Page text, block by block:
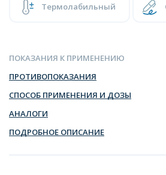
Термолабильный
ПОКАЗАНИЯ К ПРИМЕНЕНИЮ
ПРОТИВОПОКАЗАНИЯ
СПОСОБ ПРИМЕНЕНИЯ И ДОЗЫ
АНАЛОГИ
ПОДРОБНОЕ ОПИСАНИЕ